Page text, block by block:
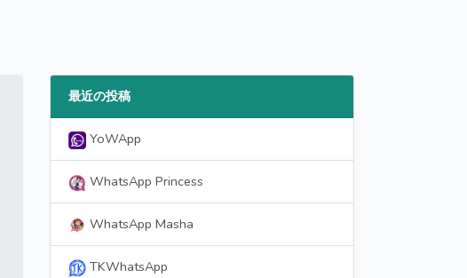
最近の投稿
YoWApp
WhatsApp Princess
WhatsApp Masha
TKWhatsApp